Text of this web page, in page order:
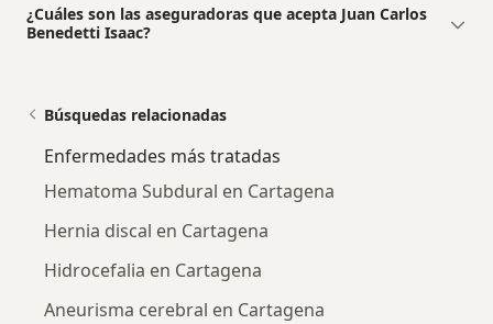
¿Cuáles son las aseguradoras que acepta Juan Carlos
Benedetti Isaac?
Búsquedas relacionadas
Enfermedades más tratadas
Hematoma Subdural en Cartagena
Hernia discal en Cartagena
Hidrocefalia en Cartagena
Aneurisma cerebral en Cartagena